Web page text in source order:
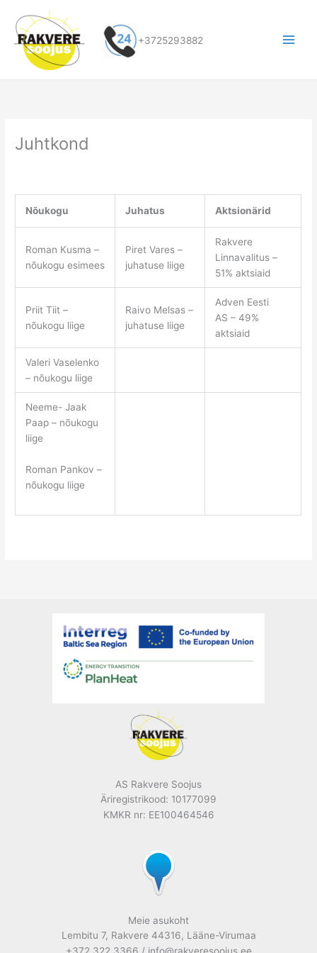
content
+3725293882
Juhtkond
Nõukogu Juhatus Aktsionärid
Roman Kusma –
nõukogu esimees
Piret Vares –
juhatuse liige
Rakvere
Linnavalitus –
51% aktsiaid
Priit Tiit –
nõukogu liige
Raivo Melsas –
juhatuse liige
Adven Eesti
AS – 49%
aktsiaid
Valeri Vaselenko
– nõukogu liige
Neeme- Jaak
Paap – nõukogu
liige
Roman Pankov –
nõukogu liige
AS Rakvere Soojus
Äriregistrikood: 10177099
KMKR nr: EE100464546
Meie asukoht
Lembitu 7, Rakvere 44316, Lääne-Virumaa
+372 322 3366 / info@rakveresoojus.ee